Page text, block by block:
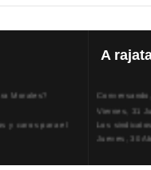
y caros para el
A
Viernes, 31
Los
Jueves, 30
La